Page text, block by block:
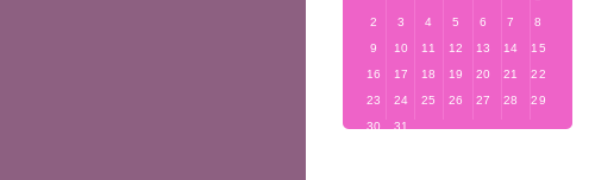
2
3 4 5 6 7
8
9
10 11 12 13 14
15
16
17 18 19 20 21
22
23
24 25 26 27 28
29
30
31